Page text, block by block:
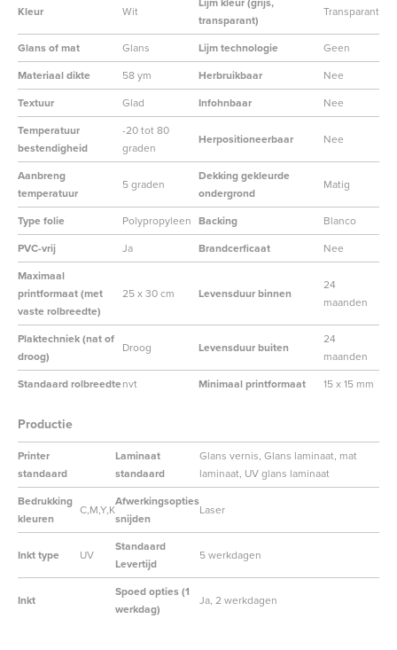
Kleur Wit
transparant)
Transparant
Glans of mat Glans Lijm technologie
Geen
Materiaal dikte
58 ym Herbruikbaar
Nee
Textuur
Glad Infohnbaar
Nee
Temperatuur
bestendigheid
-20 tot 80
graden
Herpositioneerbaar Nee
Aanbreng
temperatuur
5 graden
Dekking gekleurde
ondergrond
Matig
Type folie Polypropyleen Backing
Blanco
PVC-vrij
Ja Brandcerficaat
Nee
Maximaal
printformaat (met
vaste rolbreedte)
25 x 30 cm Levensduur binnen
24
maanden
Plaktechniek (nat of
droog)
Droog Levensduur buiten
24
maanden
Standaard rolbreedtenvt Minimaal printformaat 15 x 15 mm
Productie
Printer
standaard
Laminaat
standaard
Glans vernis, Glans laminaat, mat
laminaat, UV glans laminaat
Bedrukking
kleuren
C,M,Y,K
Afwerkingsopties
snijden
Laser
Inkt type UV
Standaard
Levertijd
5 werkdagen
Inkt
Spoed opties (1
werkdag)
Ja, 2 werkdagen